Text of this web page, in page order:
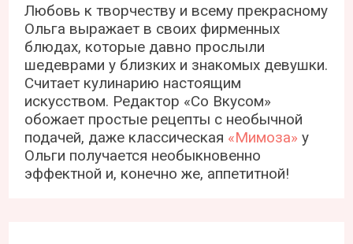
Любовь к творчеству и всему прекрасному
Ольга выражает в своих фирменных
блюдах, которые давно прослыли
шедеврами у близких и знакомых девушки.
Считает кулинарию настоящим
искусством. Редактор «Со Вкусом»
обожает простые рецепты с необычной
подачей, даже классическая «Мимоза» у
Ольги получается необыкновенно
эффектной и, конечно же, аппетитной!